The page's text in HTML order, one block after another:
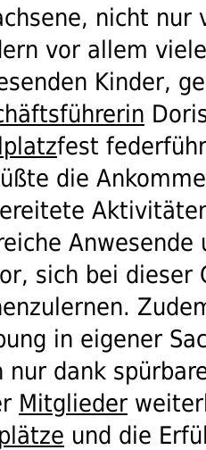
nicht nur
vor allem
Kinder,
fest
die
sich bei dieser
in eigener
nur dank
Mitglieder
und die